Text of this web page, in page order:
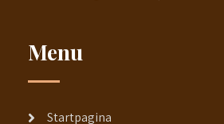
Menu
Startpagina